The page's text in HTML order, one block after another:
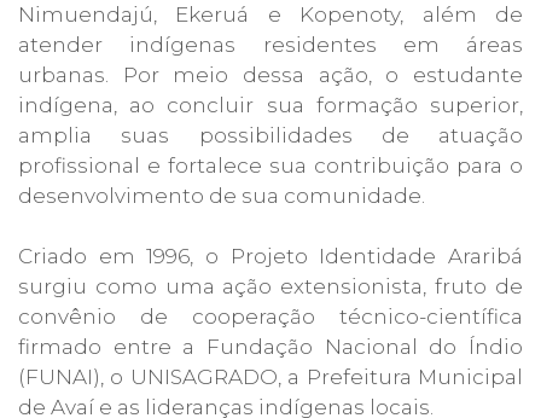
Nimuendajú, Ekeruá e Kopenoty, além de
atender indígenas residentes em áreas
urbanas. Por meio dessa ação, o estudante
indígena, ao concluir sua formação superior,
amplia suas possibilidades de atuação
profissional e fortalece sua contribuição para o
desenvolvimento de sua comunidade.
Criado em 1996, o Projeto Identidade Araribá
surgiu como uma ação extensionista, fruto de
convênio de cooperação técnico-científica
firmado entre a Fundação Nacional do Índio
(FUNAI), o UNISAGRADO, a Prefeitura Municipal
de Avaí e as lideranças indígenas locais.